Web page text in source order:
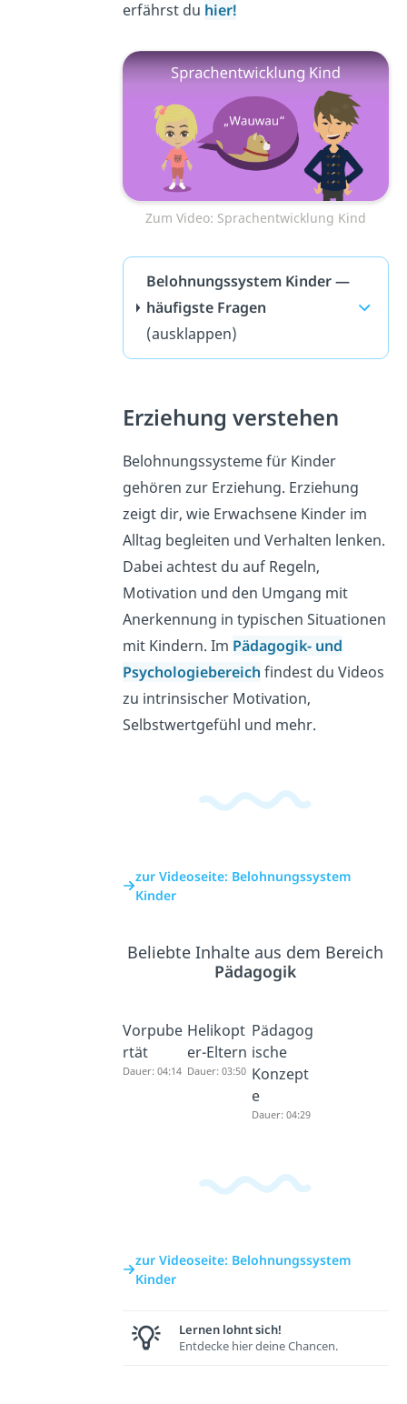
erfährst du hier!
Zum Video: Sprachentwicklung Kind
Belohnungssystem Kinder —
häufigste Fragen
(ausklappen)
Erziehung verstehen
Belohnungssysteme für Kinder
gehören zur Erziehung. Erziehung
zeigt dir, wie Erwachsene Kinder im
Alltag begleiten und Verhalten lenken.
Dabei achtest du auf Regeln,
Motivation und den Umgang mit
Anerkennung in typischen Situationen
mit Kindern. Im Pädagogik- und
Psychologiebereich findest du Videos
zu intrinsischer Motivation,
Selbstwertgefühl und mehr.
zur Videoseite: Belohnungssystem
Kinder
Beliebte Inhalte aus dem Bereich
Pädagogik
Vorpube
rtät
Dauer: 04:14
Helikopt
er-Eltern
Dauer: 03:50
Pädagog
ische
Konzept
e
Dauer: 04:29
zur Videoseite: Belohnungssystem
Kinder
Lernen lohnt sich!
Entdecke hier deine Chancen.